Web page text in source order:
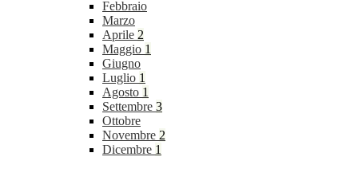
Febbraio
Marzo
Aprile 2
Maggio 1
Giugno
Luglio 1
Agosto 1
Settembre 3
Ottobre
Novembre 2
Dicembre 1